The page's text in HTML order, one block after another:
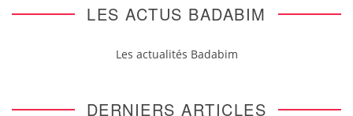
LES ACTUS BADABIM
Les actualités Badabim
DERNIERS ARTICLES